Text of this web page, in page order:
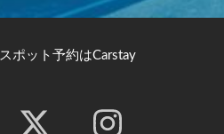
ポット予約はCarstay